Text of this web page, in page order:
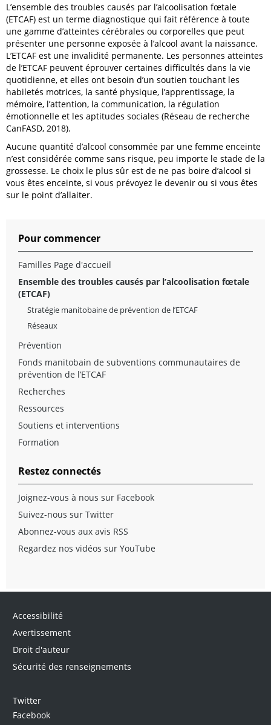
L’ensemble des troubles causés par l’alcoolisation fœtale
(ETCAF) est un terme diagnostique qui fait référence à toute
une gamme d’atteintes cérébrales ou corporelles que peut
présenter une personne exposée à l’alcool avant la naissance.
L’ETCAF est une invalidité permanente. Les personnes atteintes
de l’ETCAF peuvent éprouver certaines difficultés dans la vie
quotidienne, et elles ont besoin d’un soutien touchant les
habiletés motrices, la santé physique, l’apprentissage, la
mémoire, l’attention, la communication, la régulation
émotionnelle et les aptitudes sociales (Réseau de recherche
CanFASD, 2018).
Aucune quantité d’alcool consommée par une femme enceinte
n’est considérée comme sans risque, peu importe le stade de la
grossesse. Le choix le plus sûr est de ne pas boire d’alcool si
vous êtes enceinte, si vous prévoyez le devenir ou si vous êtes
sur le point d’allaiter.
Pour commencer
Familles Page d'accueil
Ensemble des troubles causés par l’alcoolisation fœtale
(ETCAF)
Stratégie manitobaine de prévention de l’ETCAF
Réseaux
Prévention
Fonds manitobain de subventions communautaires de
prévention de l’ETCAF
Recherches
Ressources
Soutiens et interventions
Formation
Restez connectés
Joignez-vous à nous sur Facebook
Suivez-nous sur Twitter
Abonnez-vous aux avis RSS
Regardez nos vidéos sur YouTube
Accessibilité
Avertissement
Droit d'auteur
Sécurité des renseignements
Twitter
Facebook